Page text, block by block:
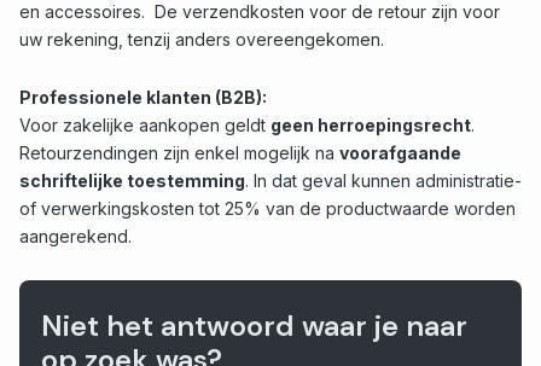
en accessoires. De verzendkosten voor de retour zijn voor
uw rekening, tenzij anders overeengekomen.
Professionele klanten (B2B):
Voor zakelijke aankopen geldt geen herroepingsrecht.
Retourzendingen zijn enkel mogelijk na voorafgaande
schriftelijke toestemming. In dat geval kunnen administratie-
of verwerkingskosten tot 25% van de productwaarde worden
aangerekend.
Niet het antwoord waar je naar